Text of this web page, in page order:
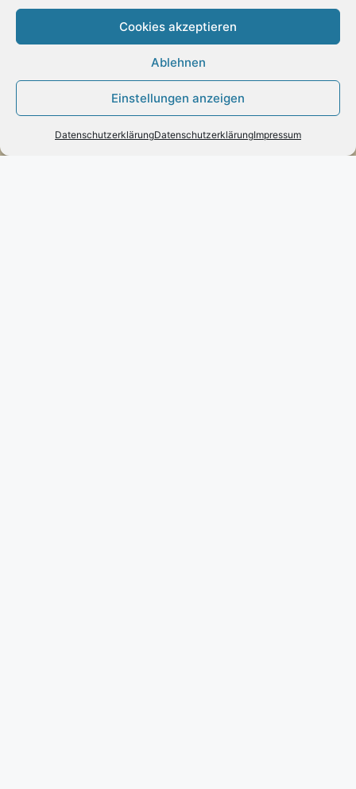
Cookies akzeptieren
Ablehnen
Einstellungen anzeigen
DatenschutzerklärungDatenschutzerklärungImpressum
Kontakt
Engels mode & schmuck
Poststraße 73 – D-66663 – Merzig
Telefon:0049(0)6861-790096